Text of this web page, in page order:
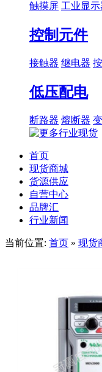
触摸屏 工业显示
控制元件
接触器 继电器
低压配电
断路器 熔断器
首页
现货商城
货源供应
自营中心
品牌汇
行业新闻
当前位置: 首页 » 现货